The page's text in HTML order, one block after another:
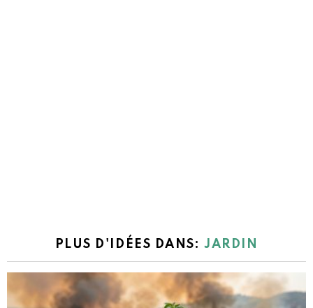
PLUS D'IDÉES DANS:JARDIN